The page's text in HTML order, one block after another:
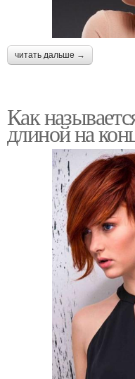
читать дальше →
Как
длиной на